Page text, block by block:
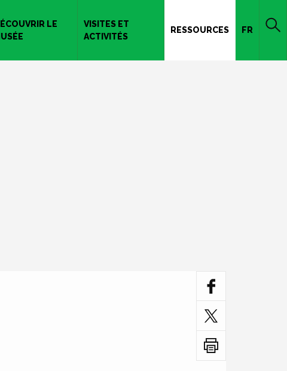
LE
VISITES ET
ACTIVITÉS
RESSOURCES FR